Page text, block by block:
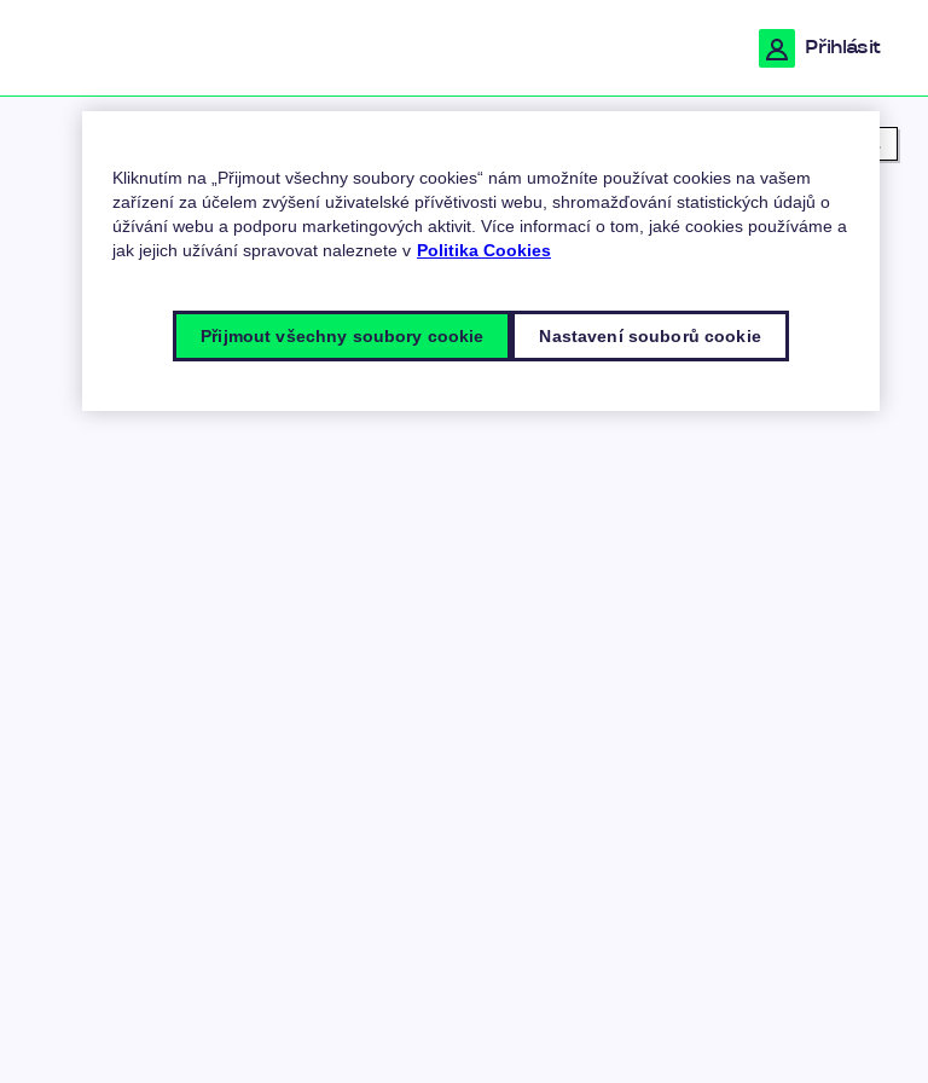
Přihlásit
Moje poloha
Kliknutím na „Přijmout všechny soubory cookies“ nám umožníte používat cookies na vašem
zařízení za účelem zvýšení uživatelské přívětivosti webu, shromažďování statistických údajů o
úžívání webu a podporu marketingových aktivit. Více informací o tom, jaké cookies používáme a
jak jejich užívání spravovat naleznete v Politika Cookies
Nastavení souborů cookie
Přijmout všechny soubory cookie